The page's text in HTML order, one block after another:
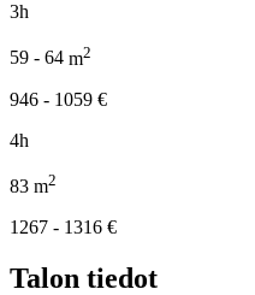
3h
59 - 64 m2
946 - 1059 €
4h
83 m2
1267 - 1316 €
Talon tiedot